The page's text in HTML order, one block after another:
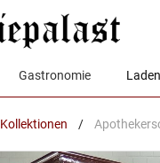
Gastronomie
Kollektionen /